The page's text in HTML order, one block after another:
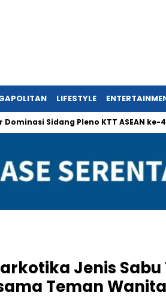
LIFESTYLE
Sidang Pleno KTT ASEAN ke-46
Jenis
Teman